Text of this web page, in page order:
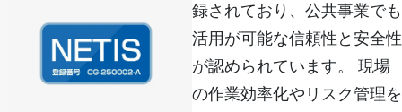
録されており、公共事業でも
活用が可能な信頼性と安全性
が認められています。 現場
の作業効率化やリスク管理を